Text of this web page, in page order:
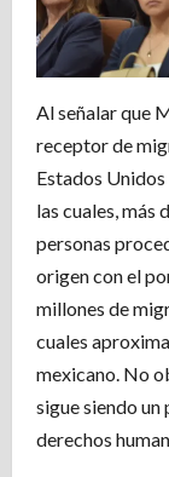
Al señalar que
receptor de
Estados
las cuales, más
personas
origen con el
millones de
cuales
mexicano. No
sigue siendo
derechos